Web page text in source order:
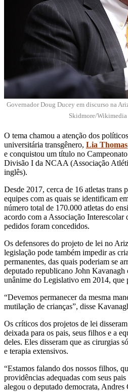
Governador Doug Ducey em discurso na
Skidmore/Wikimedia
O tema chamou a atenção dos
universitária transgênero, Lia Thomas
e conquistou um título no
Divisão I da NCAA (Associação
inglês).
Desde 2017, cerca de 16 atletas trans
equipes com as quais se identificam
número total de 170.000 atletas do
acordo com a Associação
pedidos foram concedidos.
Os defensores do projeto de lei no
legislação pode também impedir as
permanentes, das quais poderiam se
deputado republicano John Kavanagh
unânime do Legislativo em 2014, que
“Devemos permanecer da mesma
mutilação de crianças”, disse
Os críticos dos projetos de lei
deixada para os pais, seus filhos e a
deles. Eles disseram que as cirurgias
e terapia extensivos.
“Estamos falando dos nossos filhos,
providências adequadas com seus
alegou o deputado democrata, Andres